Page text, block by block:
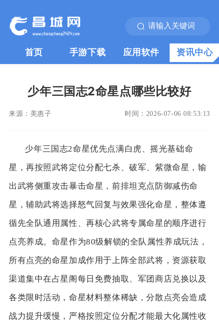
首页 手游下载 应用软件 资讯中心
少年三国志2命星点哪些比较好
来源： 美惠子 时间： 2026-07-06 08:53:13
少年三国志2命星优先点满白虎、摇光基础命
星，再按照武将定位分配七杀、破军、紫微命星，输
出武将侧重攻击暴击命星，前排坦克点防御减伤命
星，辅助武将选择怒气回复与效果强化命星，整体遵
循先全队通用属性、再核心武将专属命星的顺序进行
点亮养成。命星作为80级解锁的全队属性养成玩法，
所有点亮的命星加成作用于上阵全部武将，资源获取
渠道集中在占星阁每日免费抽取、军团商店兑换以及
各类限时活动，命星材料整体稀缺，分散点亮会造成
战力提升缓慢，严格按照定位分配才能最大化属性收